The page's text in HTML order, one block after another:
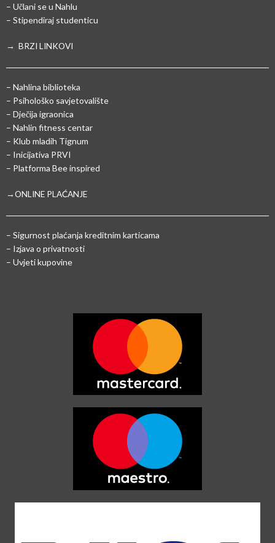
– Učlani se u Nahlu
– Stipendiraj studenticu
→ BRZI LINKOVI
– Nahlina biblioteka
– Psihološko savjetovalište
– Dječija igraonica
– Nahlin fitness centar
– Klub mladih Tignum
– Inicijativa PRVI
– Platforma Bee inspired
→ONLINE PLAĆANJE
– Sigurnost plaćanja kreditnim karticama
– Izjava o privatnosti
– Uvjeti kupovine